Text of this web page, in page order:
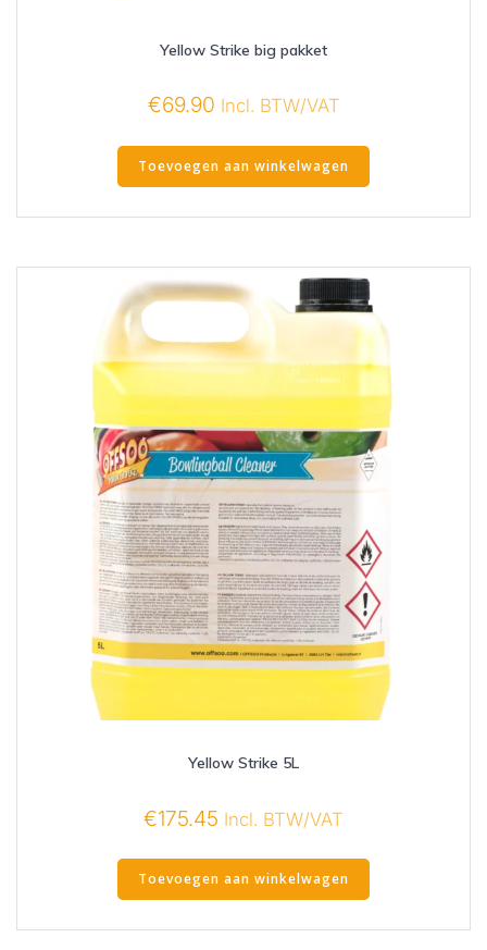
Yellow Strike big pakket
€69.90 Incl. BTW/VAT
Toevoegen aan winkelwagen
Yellow Strike 5L
€175.45 Incl. BTW/VAT
Toevoegen aan winkelwagen